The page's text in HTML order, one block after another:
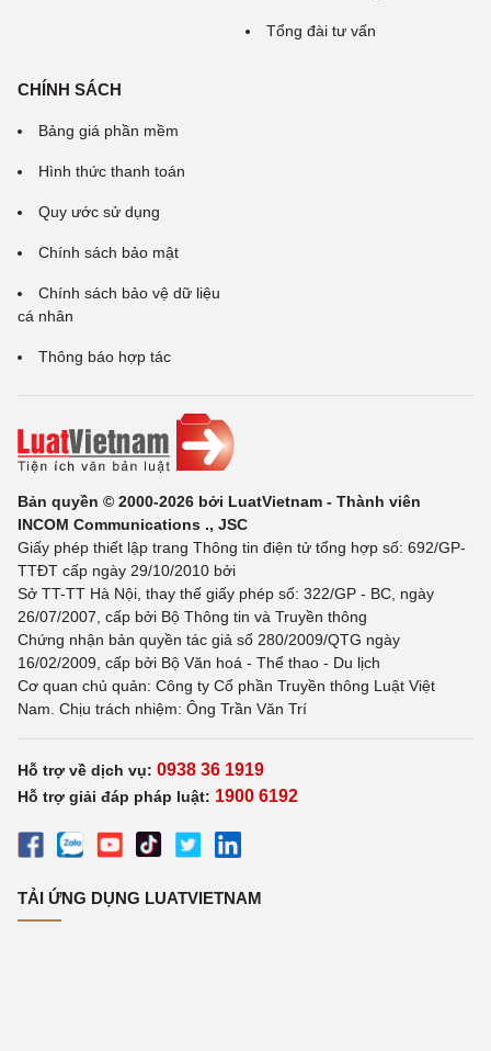
Tổng đài tư vấn
CHÍNH SÁCH
Bảng giá phần mềm
Hình thức thanh toán
Quy ước sử dụng
Chính sách bảo mật
Chính sách bảo vệ dữ liệu
cá nhân
Thông báo hợp tác
Bản quyền © 2000-2026 bởi LuatVietnam - Thành viên
INCOM Communications ., JSC
Giấy phép thiết lập trang Thông tin điện tử tổng hợp số: 692/GP-
TTĐT cấp ngày 29/10/2010 bởi
Sở TT-TT Hà Nội, thay thế giấy phép số: 322/GP - BC, ngày
26/07/2007, cấp bởi Bộ Thông tin và Truyền thông
Chứng nhận bản quyền tác giả số 280/2009/QTG ngày
16/02/2009, cấp bởi Bộ Văn hoá - Thể thao - Du lịch
Cơ quan chủ quản: Công ty Cổ phần Truyền thông Luật Việt
Nam. Chịu trách nhiệm: Ông Trần Văn Trí
Hỗ trợ về dịch vụ: 0938 36 1919
Hỗ trợ giải đáp pháp luật: 1900 6192
TẢI ỨNG DỤNG LUATVIETNAM